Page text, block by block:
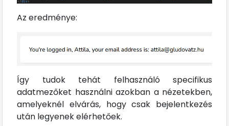
Az eredménye:
Így tudok tehát felhasználó specifikus
adatmezőket használni azokban a nézetekben,
amelyeknél elvárás, hogy csak bejelentkezés
után legyenek elérhetőek.